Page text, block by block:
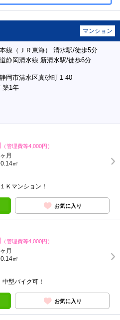
マンション
線（ＪＲ東海） 清水駅/徒歩5分
静岡清水線 新清水駅/徒歩6分
岡市清水区真砂町 1-40
築1年
（管理費等4,000円）
月
㎡
Ｋマンション！
お気に入り
（管理費等4,000円）
月
㎡
型バイク可！
お気に入り